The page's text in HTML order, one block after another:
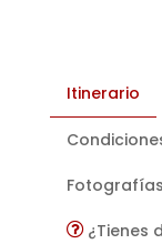
Itinerario
Fotografías
¿Tienes